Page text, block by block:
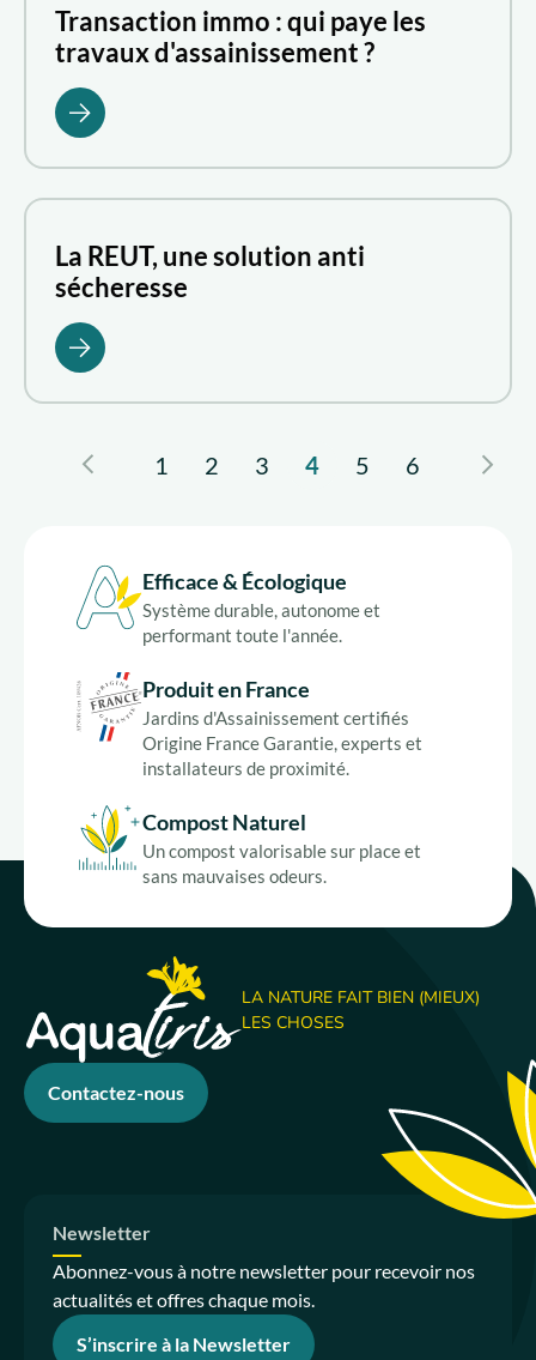
solutions d'assainissement des eaux usées par la
phytoépuration, Aquatiris vous apporte des
Transaction immo : qui paye les
travaux d'assainissement ?
La REUT, une solution anti
sécheresse
1 2 3 4 5 6
Efficace & Écologique
Système durable, autonome et
performant toute l'année.
Produit en France
Jardins d'Assainissement certifiés
Origine France Garantie, experts et
installateurs de proximité.
Compost Naturel
Un compost valorisable sur place et
sans mauvaises odeurs.
LA NATURE FAIT BIEN (MIEUX)
LES CHOSES
Contactez-nous
Newsletter
Abonnez-vous à notre newsletter pour recevoir nos
actualités et offres chaque mois.
S’inscrire à la Newsletter